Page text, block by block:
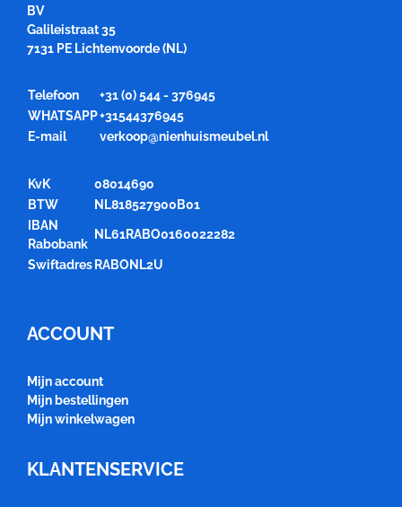
BV
Galileistraat 35
7131 PE Lichtenvoorde (NL)
Telefoon
+31 (0) 544 - 376945
WHATSAPP+31544376945
E-mail
verkoop@nienhuismeubel.nl
KvK
08014690
BTW
NL818527900B01
IBAN
Rabobank
NL61RABO0160022282
SwiftadresRABONL2U
ACCOUNT
Mijn account
Mijn bestellingen
Mijn winkelwagen
KLANTENSERVICE